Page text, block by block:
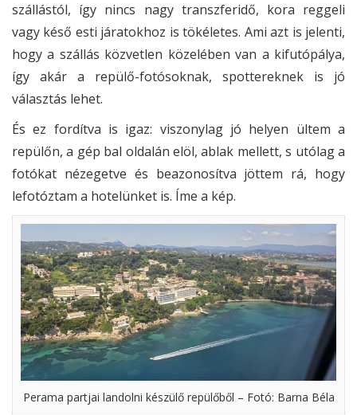
szállástól, így nincs nagy transzferidő, kora reggeli
vagy késő esti járatokhoz is tökéletes. Ami azt is jelenti,
hogy a szállás közvetlen közelében van a kifutópálya,
így akár a repülő-fotósoknak, spottereknek is jó
választás lehet.
És ez fordítva is igaz: viszonylag jó helyen ültem a
repülőn, a gép bal oldalán elöl, ablak mellett, s utólag a
fotókat nézegetve és beazonosítva jöttem rá, hogy
lefotóztam a hotelünket is. Íme a kép.
Perama partjai landolni készülő repülőből – Fotó: Barna Béla